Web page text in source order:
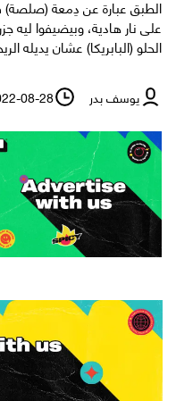
الطبق عبارة عن دِمعة (صلصة)
على نار هادية، وبيضيفوا ليه
الحلو (البابريكا) عشان يديله
يوسف بدر 08-28